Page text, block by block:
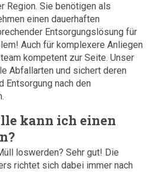
Region. Sie benötigen als
einen dauerhaften
Entsorgungslösung für
Auch für komplexere Anliegen
kompetent zur Seite. Unser
Abfallarten und sichert deren
Entsorgung nach den
kann ich einen
loswerden? Sehr gut! Die
richtet sich dabei immer nach